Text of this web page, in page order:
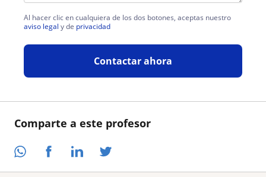
Comparte a este profesor
Al hacer clic en cualquiera de los dos botones, aceptas nuestro
aviso legal y de privacidad
Contactar ahora